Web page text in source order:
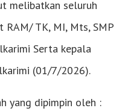
melibatkan seluruh
RAM/ TK, MI, Mts, SMP
Serta kepala
(01/7/2026).
yang dipimpin oleh :